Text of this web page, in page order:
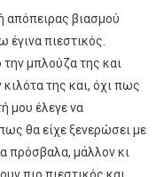
απόπειρας βιασμού
έγινα πιεστικός.
μπλούζα της και
της και, όχι πως
μου έλεγε να
θα είχε ξενερώσει με
πρόσβαλα, μάλλον κι